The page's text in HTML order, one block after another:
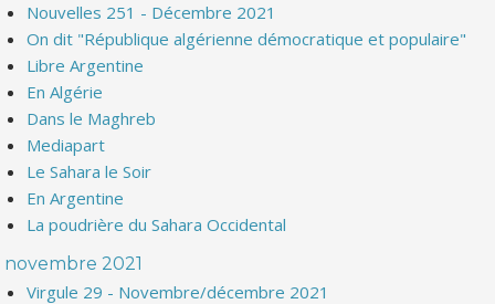
Nouvelles 251 - Décembre 2021
On dit "République algérienne démocratique et populaire"
Libre Argentine
En Algérie
Dans le Maghreb
Mediapart
Le Sahara le Soir
En Argentine
La poudrière du Sahara Occidental
novembre 2021
Virgule 29 - Novembre/décembre 2021